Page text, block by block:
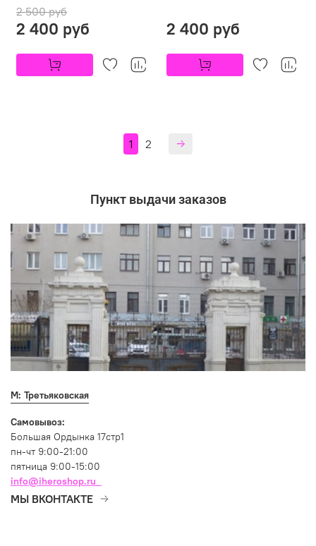
2 500 руб
2 400 руб 2 400 руб
1 2
Пункт выдачи заказов
М: Третьяковская
Самовывоз:
Большая Ордынка 17стр1
пн-чт 9:00-21:00
пятница 9:00-15:00
info@iheroshop.ru
МЫ ВКОНТАКТЕ